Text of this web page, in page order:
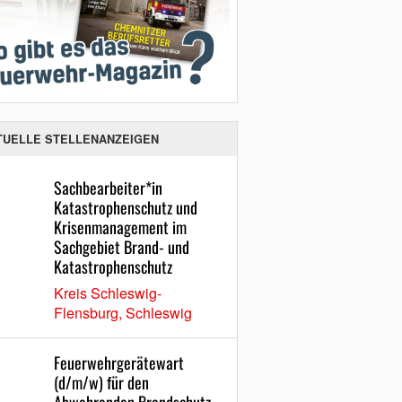
STELLENANZEIGEN
Sachbearbeiter*in
Katastrophenschutz und
Krisenmanagement im
Sachgebiet Brand- und
Katastrophenschutz
Kreis Schleswig-
Flensburg, Schleswig
Feuerwehrgerätewart
(d/m/w) für den